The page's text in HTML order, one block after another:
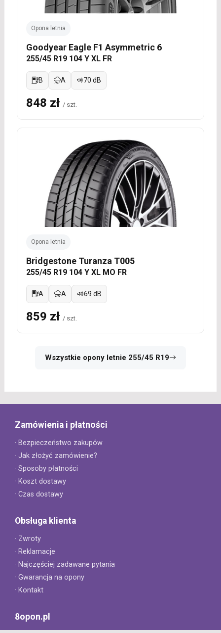
Opona letnia
Goodyear Eagle F1 Asymmetric 6
255/45 R19 104 Y XL FR
B A 70 dB
848 zł / szt.
Opona letnia
Bridgestone Turanza T005
255/45 R19 104 Y XL MO FR
A A 69 dB
859 zł / szt.
Wszystkie opony letnie 255/45 R19
Zamówienia i płatności
· Bezpieczeństwo zakupów
· Jak złożyć zamówienie?
· Sposoby płatności
· Koszt dostawy
· Czas dostawy
Obsługa klienta
· Zwroty
· Reklamacje
· Najczęściej zadawane pytania
· Gwarancja na opony
· Kontakt
8opon.pl